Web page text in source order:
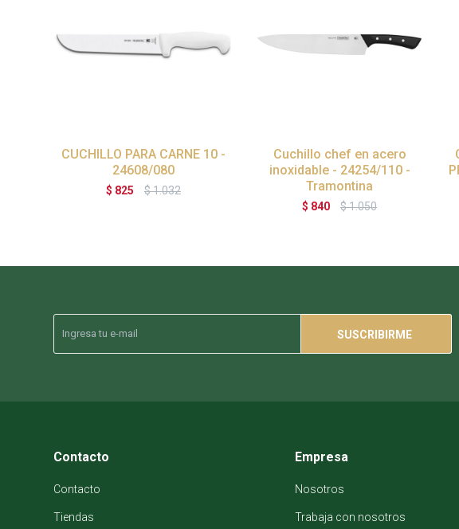
CUCHILLO PARA CARNE 10 -
24608/080
$ 825 $1.032
Cuchillo chef en acero
inoxidable - 24254/110 -
Tramontina
$ 840 $1.050
SUSCRIBIRME
Contacto
Contacto
Tiendas
Empresa
Nosotros
Trabaja con nosotros